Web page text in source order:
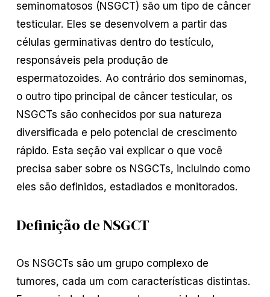
seminomatosos (NSGCT) são um tipo de câncer
testicular. Eles se desenvolvem a partir das
células germinativas dentro do testículo,
responsáveis pela produção de
espermatozoides. Ao contrário dos seminomas,
o outro tipo principal de câncer testicular, os
NSGCTs são conhecidos por sua natureza
diversificada e pelo potencial de crescimento
rápido. Esta seção vai explicar o que você
precisa saber sobre os NSGCTs, incluindo como
eles são definidos, estadiados e monitorados.
Definição de NSGCT
Os NSGCTs são um grupo complexo de
tumores, cada um com características distintas.